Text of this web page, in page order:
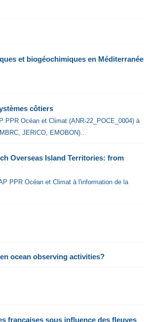
et biogéochimiques en Méditerranée
côtiers
Océan et Climat (ANR-22_POCE_0004) à
JERICO, EMOBON)...
Overseas Island Territories: from
PPR Océan et Climat à l'information de la
ocean observing activities?
françaises sous influence des fleuves